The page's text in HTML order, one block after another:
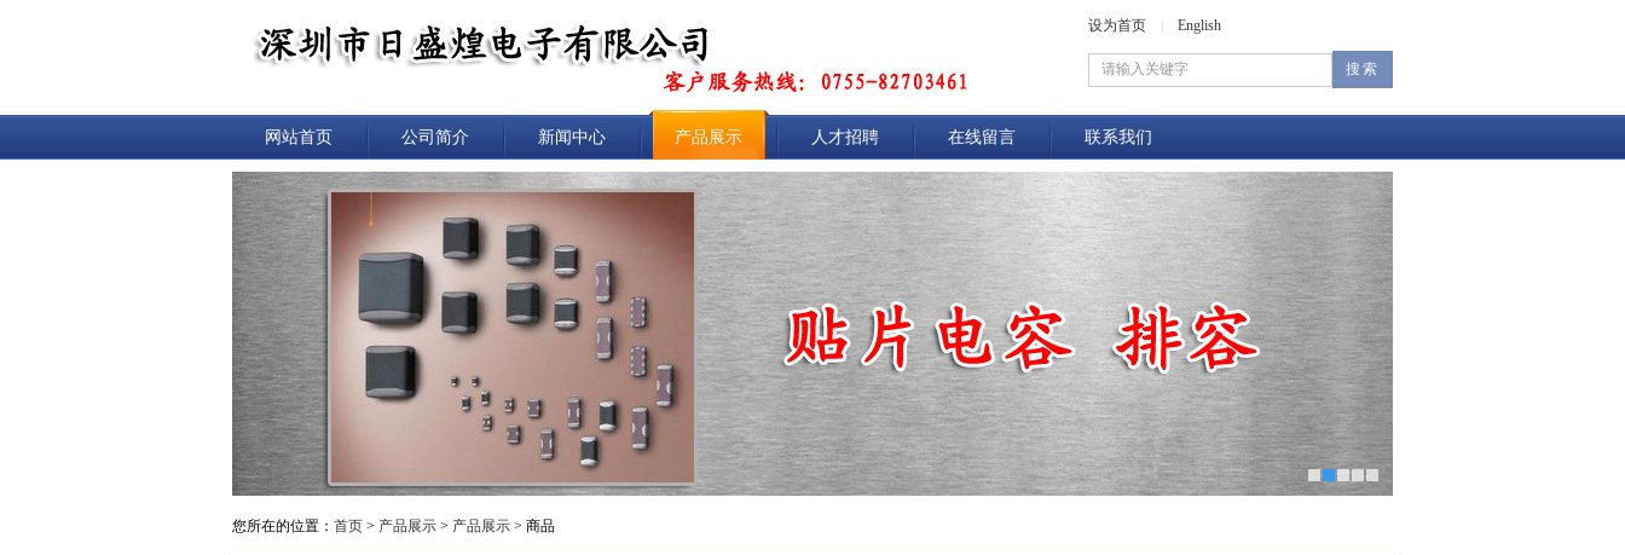
设为首页 English
网站首页 公司简介 新闻中心 产品展示 人才招聘 在线留言 联系我们
您所在的位置： 首页 > 产品展示 > 产品展示 > 商品